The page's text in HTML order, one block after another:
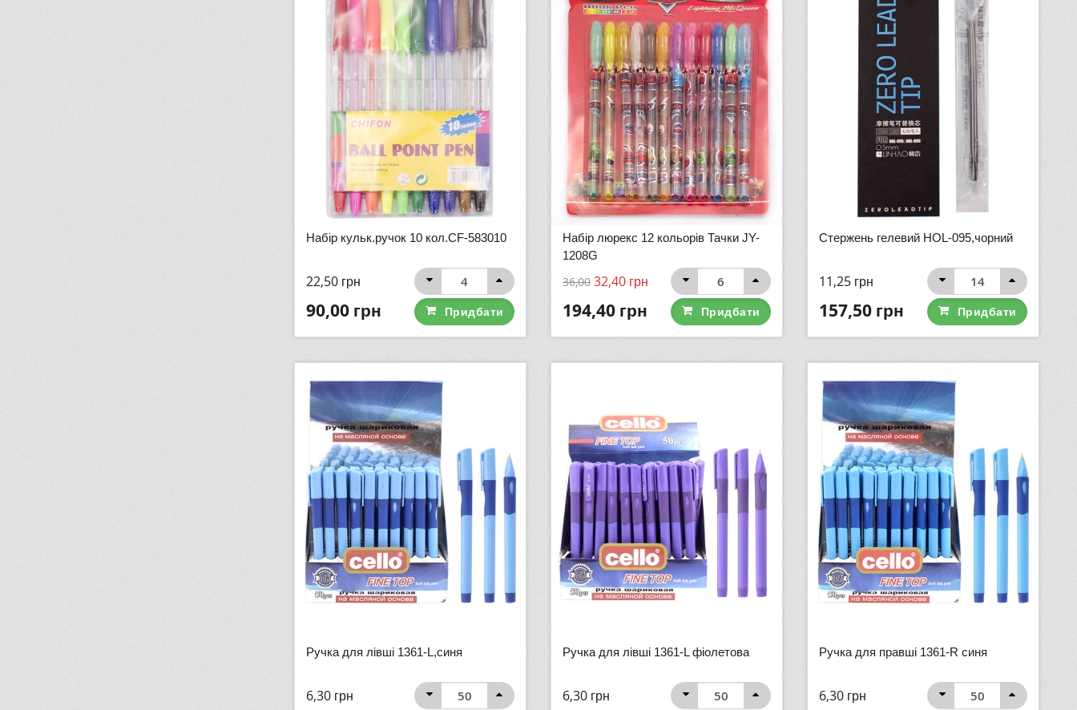
Набір кульк.ручок 10 кол.CF-583010
22,50 грн
90,00 грн Придбати
Набір люрекс 12 кольорів Тачки JY-
1208G
36,00 32,40 грн
194,40 грн Придбати
Стержень гелевий HOL-095,чорний
11,25 грн
157,50 грн Придбати
Ручка для лівші 1361-L,синя
6,30 грн
Ручка для лівші 1361-L фіолетова
6,30 грн
Ручка для правші 1361-R синя
6,30 грн